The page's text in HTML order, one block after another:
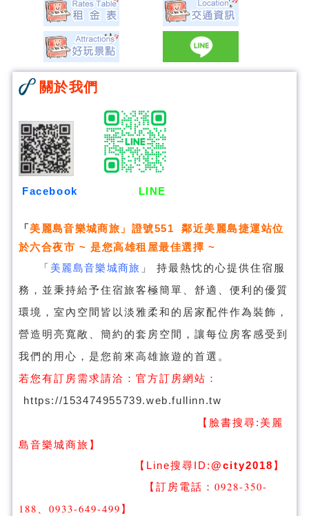
關於我們
Facebook LINE
「美麗島音樂城商旅 」證號551 鄰近美麗島捷運站位
於六合夜市 ~ 是您高雄租屋最佳選擇 ~
「 美麗島音樂城商旅 」 持最熱忱的心提供住宿服
務，並秉持給予住宿旅客極簡單、舒適、便利的優質
環境，室內空間皆以淡雅柔和的居家配件作為裝飾，
營造明亮寬敞、簡約的套房空間，讓每位房客感受到
我們的用心，是您前來高雄旅遊的首選。
若您有訂房需求請洽： 官方訂房網站：
https://153474955739.web.fullinn.tw
【臉書搜尋: 美麗
島音樂城商旅 】
【Line搜尋ID:@city2018 】
【訂房電話：0928-350-
188、0933-649-499 】